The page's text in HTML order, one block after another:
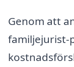
Genom att
familjejurist-